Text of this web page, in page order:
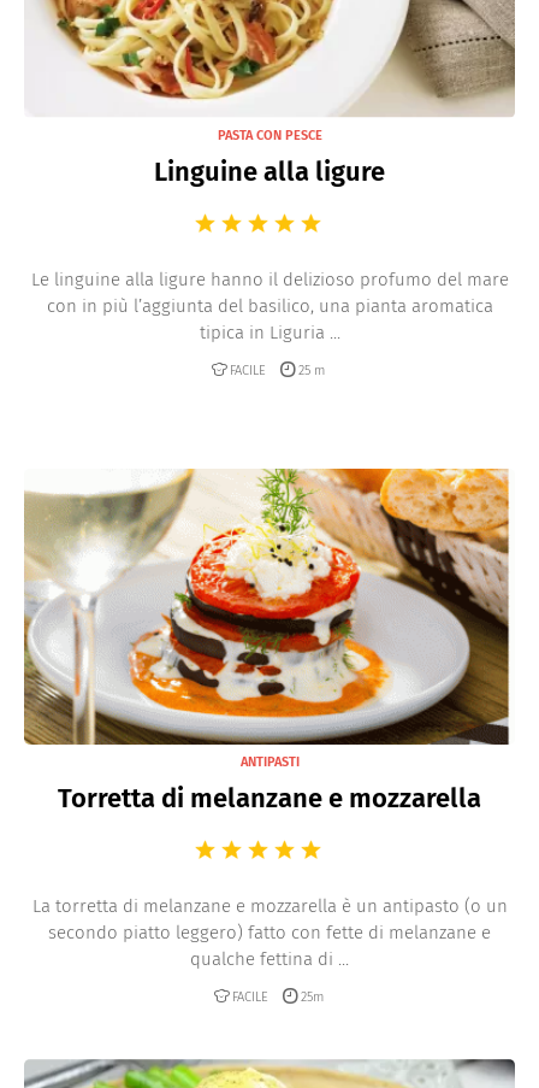
PASTA CON PESCE
Linguine alla ligure
Le linguine alla ligure hanno il delizioso profumo del mare
con in più l’aggiunta del basilico, una pianta aromatica
tipica in Liguria ...
FACILE 25 m
ANTIPASTI
Torretta di melanzane e mozzarella
La torretta di melanzane e mozzarella è un antipasto (o un
secondo piatto leggero) fatto con fette di melanzane e
qualche fettina di ...
FACILE 25m